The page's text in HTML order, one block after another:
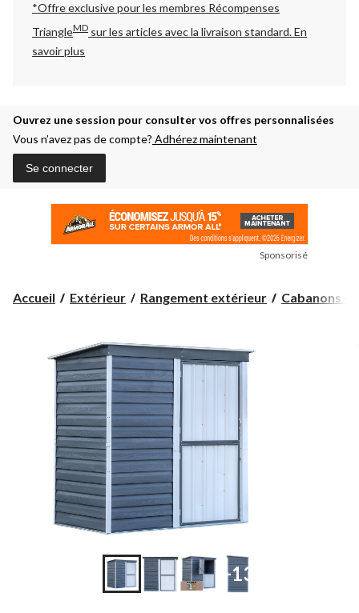
*Offre exclusive pour les membres Récompenses
TriangleMD sur les articles avec la livraison standard.En
savoir plus
Ouvrez une session pour consulter vos offres personnalisées
Vous n’avez pas de compte? Adhérez maintenant
Se connecter
Sponsorisé
Accueil Extérieur Rangement extérieur Cabanons
+13